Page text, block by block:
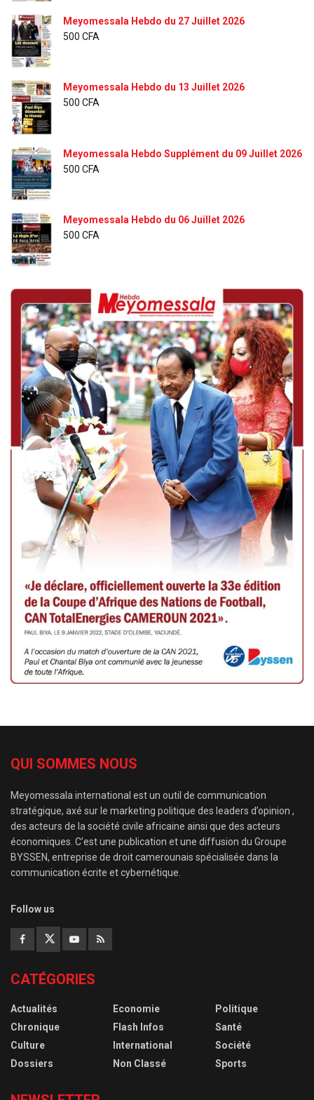
Meyomessala Hebdo du 27 Juillet 2026
500 CFA
Meyomessala Hebdo du 13 Juillet 2026
500 CFA
Meyomessala Hebdo Supplément du 09 Juillet 2026
500 CFA
Meyomessala Hebdo du 06 Juillet 2026
500 CFA
QUI SOMMES NOUS
Meyomessala international est un outil de communication
stratégique, axé sur le marketing politique des leaders d’opinion ,
des acteurs de la société civile africaine ainsi que des acteurs
économiques. C’est une publication et une diffusion du Groupe
BYSSEN, entreprise de droit camerounais spécialisée dans la
communication écrite et cybernétique.
Follow us
CATÉGORIES
Actualités
Chronique
Culture
Dossiers
Economie
Flash Infos
International
Non Classé
Politique
Santé
Société
Sports